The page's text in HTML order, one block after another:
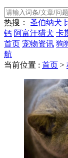
热搜： 圣伯纳犬
钙 阿富汗猎犬 卡
首页 宠物资讯 狗
航
当前位置 : 首页 >